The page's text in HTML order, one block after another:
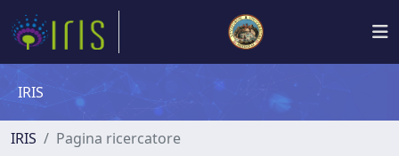
IRIS
IRIS Pagina ricercatore